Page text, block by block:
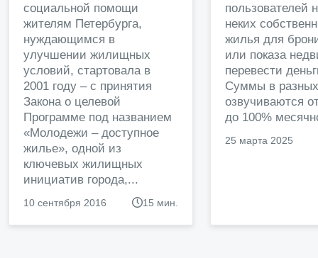
социальной помощи
жителям Петербурга,
нуждающимся в
улучшении жилищных
условий, стартовала в
2001 году – с принятия
Закона о целевой
Программе под названием
«Молодежи – доступное
жилье», одной из
ключевых жилищных
инициатив города,...
10 сентября 2016 15 мин.
пользователей
неких
жилья для
или показа
перевести
Суммы в
озвучиваются
до 100%
25 марта 2025